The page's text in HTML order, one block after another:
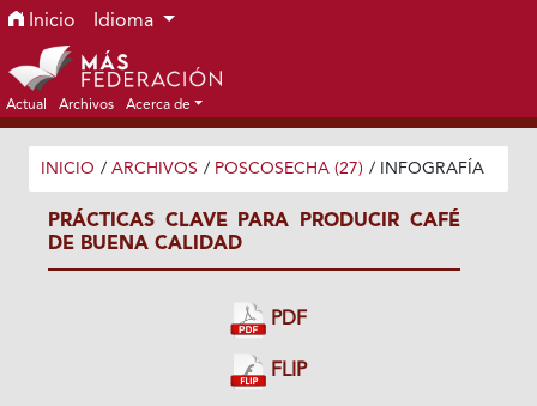
Ir al menú de navegación principal
Ir al contenido principal
Ir al pie de página del sitio
Inicio Idioma
Actual Archivos Acerca de
INICIO / ARCHIVOS / POSCOSECHA (27) / INFOGRAFÍA
PRÁCTICAS CLAVE PARA PRODUCIR CAFÉ
DE BUENA CALIDAD
PDF
FLIP